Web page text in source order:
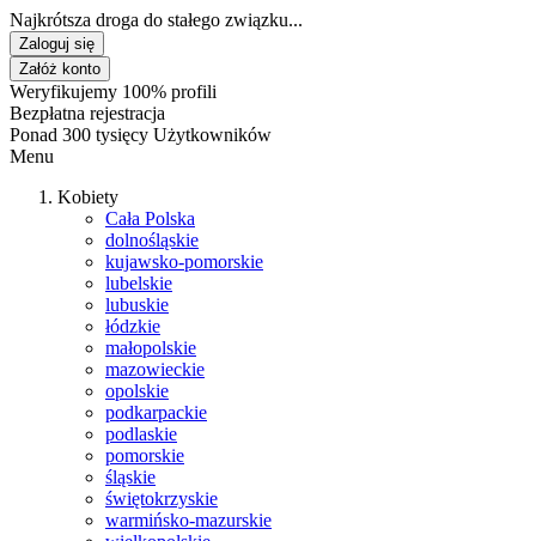
Najkrótsza droga do stałego związku...
Zaloguj się
Załóż konto
Weryfikujemy 100% profili
Bezpłatna rejestracja
Ponad 300 tysięcy Użytkowników
Menu
Kobiety
Cała Polska
dolnośląskie
kujawsko-pomorskie
lubelskie
lubuskie
łódzkie
małopolskie
mazowieckie
opolskie
podkarpackie
podlaskie
pomorskie
śląskie
świętokrzyskie
warmińsko-mazurskie